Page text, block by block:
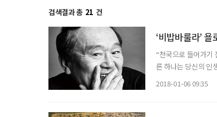
검색결과 총 21 건
‘비밥바룰라’
“천국으로 들어가기
른 하나는 당신의 인
2018-01-06 09:35